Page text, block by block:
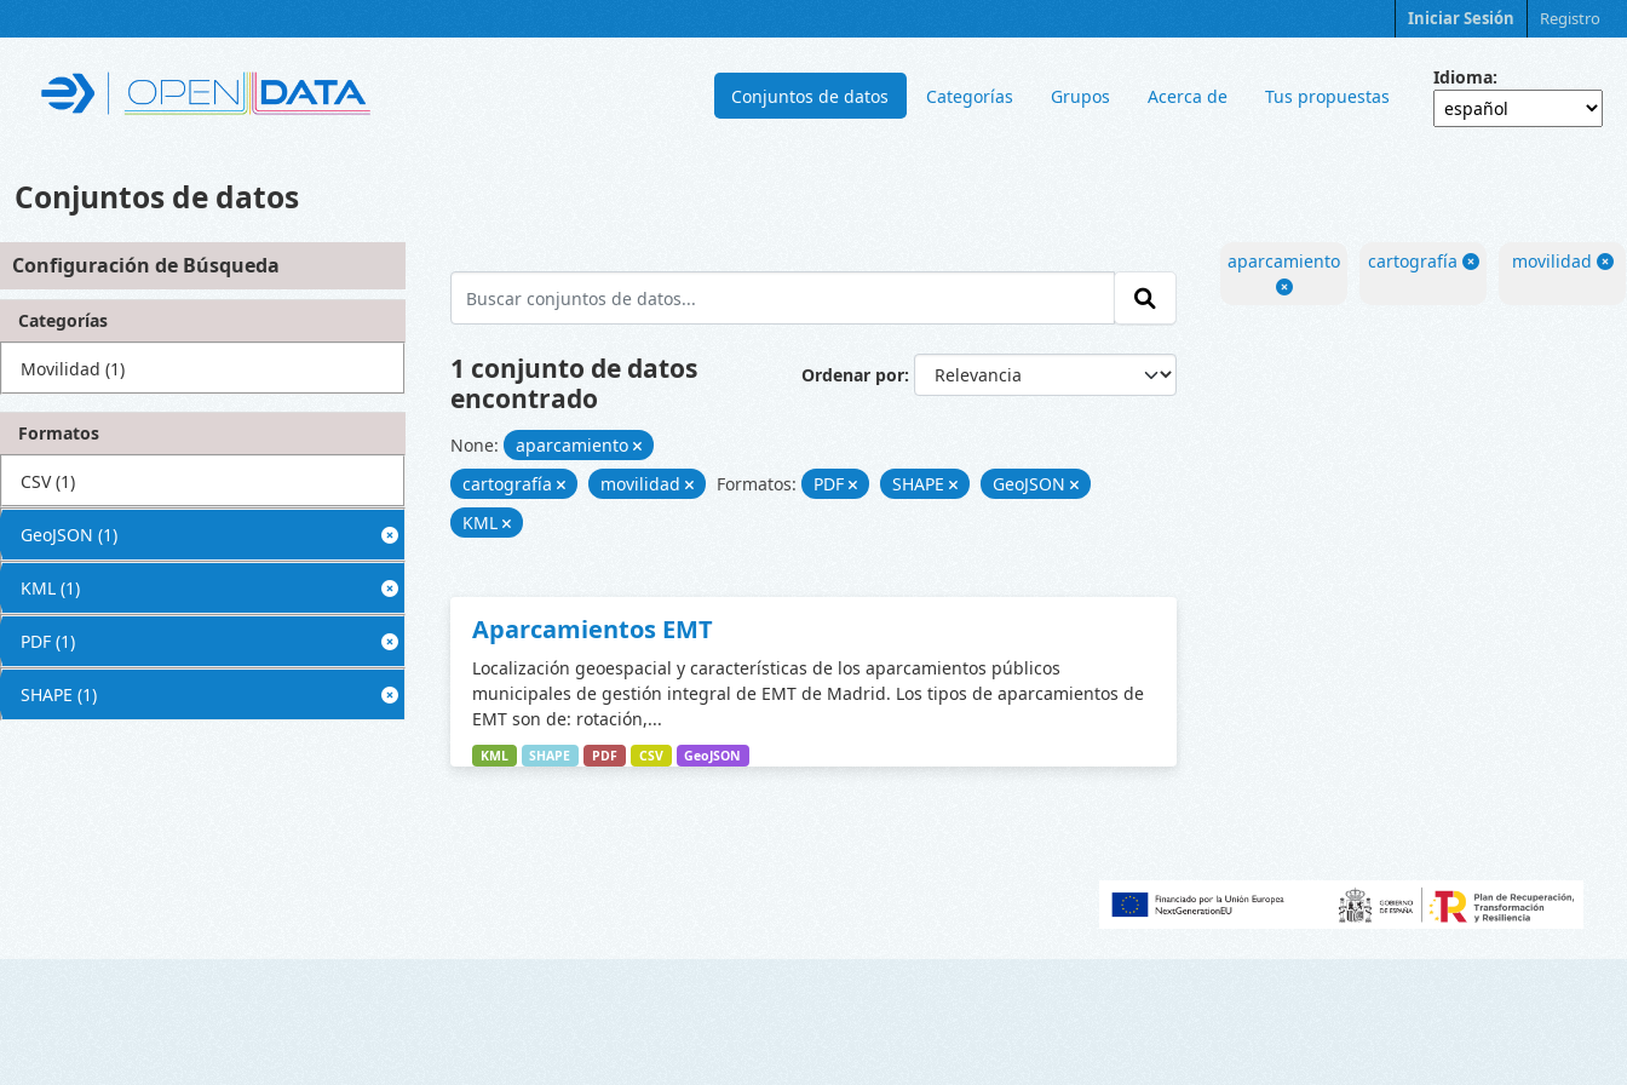
Iniciar Sesión Registro
Conjuntos de datos Categorías Grupos Acerca de Tus propuestas
Idioma
Conjuntos de datos
Configuración de Búsqueda
Categorías
Movilidad (1)
Formatos
CSV (1)
GeoJSON (1)
KML (1)
PDF (1)
SHAPE (1)
Ordenar por
1 conjunto de datos
encontrado
None:
aparcamiento
cartografía
movilidad Formatos: PDF SHAPE
GeoJSON
KML
Aparcamientos EMT
Localización geoespacial y características de los aparcamientos públicos
municipales de gestión integral de EMT de Madrid. Los tipos de aparcamientos de
EMT son de: rotación,...
KML SHAPE PDF CSV GeoJSON
aparcamiento cartografía movilidad